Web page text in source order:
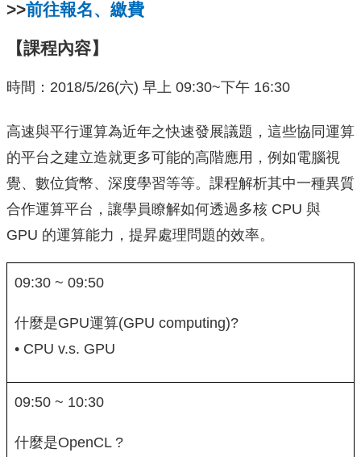
>>前往報名、繳費
【課程內容】
時間：2018/5/26(六) 早上 09:30~下午 16:30
高速與平行運算為近年之快速發展議題，這些協同運算
的平台之建立造就更多可能的高階應用，例如電腦視
覺、數位貨幣、深度學習等等。課程解析其中一種異質
合作運算平台，讓學員瞭解如何透過多核 CPU 與
GPU 的運算能力，提昇處理問題的效率。
09:30 ~ 09:50
什麼是GPU運算(GPU computing)?
• CPU v.s. GPU
09:50 ~ 10:30
什麼是OpenCL ?